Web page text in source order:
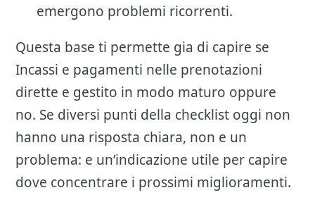
emergono problemi ricorrenti.
Questa base ti permette gia di capire se
Incassi e pagamenti nelle prenotazioni
dirette e gestito in modo maturo oppure
no. Se diversi punti della checklist oggi non
hanno una risposta chiara, non e un
problema: e un’indicazione utile per capire
dove concentrare i prossimi miglioramenti.